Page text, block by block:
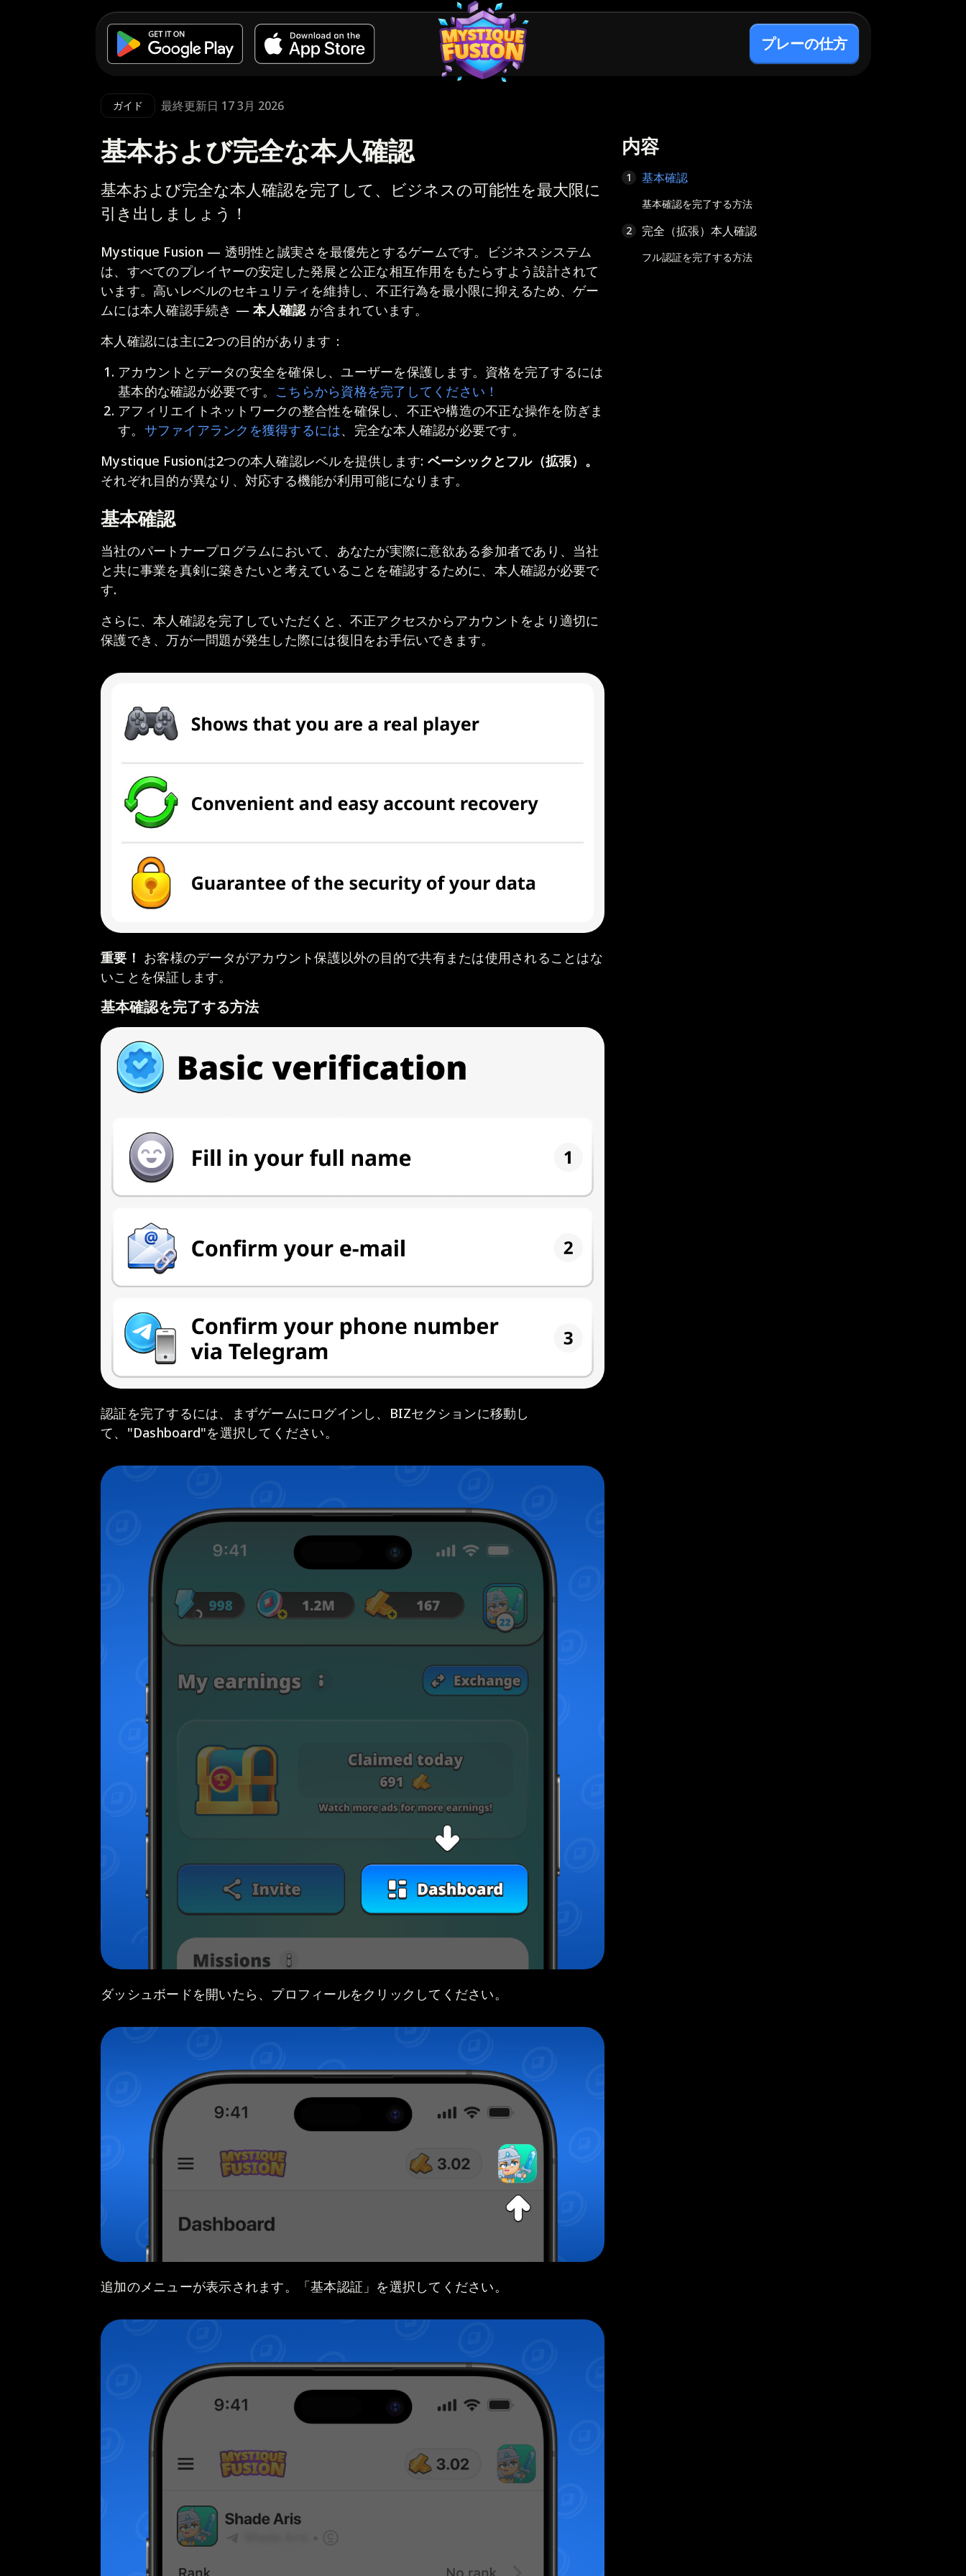
プレーの仕方
ガイド 最終更新日 17 3月 2026
基本および完全な本人確認
基本および完全な本人確認を完了して、ビジネスの可能性を最大限に
引き出しましょう！
Mystique Fusion — 透明性と誠実さを最優先とするゲームです。ビジネスシステム
は、すべてのプレイヤーの安定した発展と公正な相互作用をもたらすよう設計されて
います。高いレベルのセキュリティを維持し、不正行為を最小限に抑えるため、ゲー
ムには本人確認手続き —本人確認が含まれています。
本人確認には主に2つの目的があります：
アカウントとデータの安全を確保し、ユーザーを保護します。資格を完了するには
基本的な確認が必要です。 こちらから資格を完了してください！
アフィリエイトネットワークの整合性を確保し、不正や構造の不正な操作を防ぎま
す。 サファイアランクを獲得するには、完全な本人確認が必要です。
Mystique Fusionは2つの本人確認レベルを提供します: ベーシックとフル（拡張）。
それぞれ目的が異なり、対応する機能が利用可能になります。
基本確認
当社のパートナープログラムにおいて、あなたが実際に意欲ある参加者であり、当社
と共に事業を真剣に築きたいと考えていることを確認するために、本人確認が必要で
す.
さらに、本人確認を完了していただくと、不正アクセスからアカウントをより適切に
保護でき、万が一問題が発生した際には復旧をお手伝いできます。
重要！ お客様のデータがアカウント保護以外の目的で共有または使用されることはな
いことを保証します。
基本確認を完了する方法
認証を完了するには、まずゲームにログインし、BIZセクションに移動し
て、"Dashboard"を選択してください。
ダッシュボードを開いたら、プロフィールをクリックしてください。
追加のメニューが表示されます。「基本認証」を選択してください。
内容
1 基本確認
基本確認を完了する方法
2
完全（拡張）本人確認
フル認証を完了する方法